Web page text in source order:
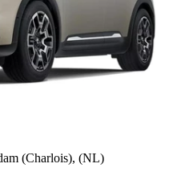
(Charlois), (NL)